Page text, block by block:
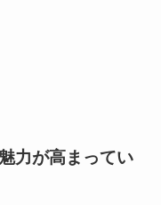
力が高まってい